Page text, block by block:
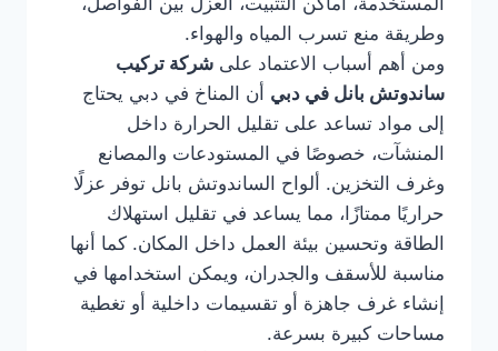
وطريقة منع تسرب المياه والهواء.
ومن أهم أسباب الاعتماد على شركة تركيب
ساندوتش بانل في دبي أن المناخ في دبي يحتاج
إلى مواد تساعد على تقليل الحرارة داخل
المنشآت، خصوصًا في المستودعات والمصانع
وغرف التخزين. ألواح الساندوتش بانل توفر عزلًا
حراريًا ممتازًا، مما يساعد في تقليل استهلاك
الطاقة وتحسين بيئة العمل داخل المكان. كما أنها
مناسبة للأسقف والجدران، ويمكن استخدامها في
إنشاء غرف جاهزة أو تقسيمات داخلية أو تغطية
مساحات كبيرة بسرعة.